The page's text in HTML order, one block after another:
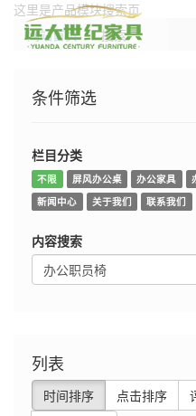
这里是产品模块搜索页
网站首页
搜索
条件筛选
栏目分类
不限 屏风办公桌 办公家具
新闻中心
关于我们 联系我们
内容搜索
列表
时间排序 点击排序